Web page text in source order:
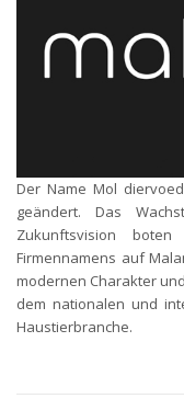
Der Name Mol
geändert. Das
Zukunftsvision
Firmennamens auf
modernen Charakter
dem nationalen und
Haustierbranche.